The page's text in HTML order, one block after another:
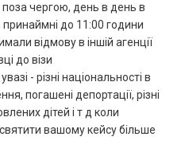
чергою, день в день в
до 11:00 години
відмову в іншій агенції
до візи
- різні національності в
погашені депортації, різні
дітей і т д коли
вашому кейсу більше